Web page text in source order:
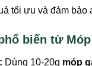
tối ưu và đảm bảo
biến từ
Dùng 10-20g móp